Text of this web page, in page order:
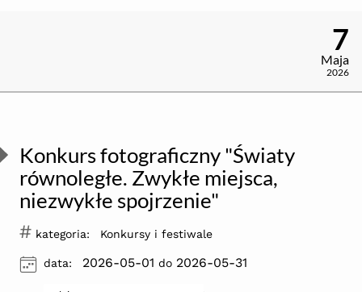
7
Maja
2026
Konkurs fotograficzny "Światy
równoległe. Zwykłe miejsca,
niezwykłe spojrzenie"
# kategoria: Konkursy i festiwale
ikona
data: 2026-05-01 do 2026-05-31